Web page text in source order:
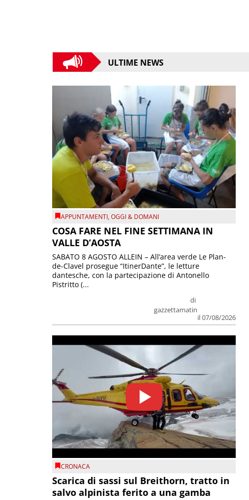
ULTIME NEWS
APPUNTAMENTI,OGGI & DOMANI
COSA FARE NEL FINE SETTIMANA IN
VALLE D’AOSTA
di
gazzettamatin
il 07/08/2026
SABATO 8 AGOSTO ALLEIN – All’area verde Le Plan-
de-Clavel prosegue “ItinerDante”, le letture
dantesche, con la partecipazione di Antonello
Pistritto (...
CRONACA
Scarica di sassi sul Breithorn, tratto in
salvo alpinista ferito a una gamba